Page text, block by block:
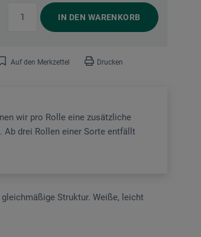
IN DEN WARENKORB
Auf den Merkzettel Drucken
wir pro Rolle eine zusätzliche
Ab drei Rollen einer Sorte entfällt
Struktur. Weiße, leicht